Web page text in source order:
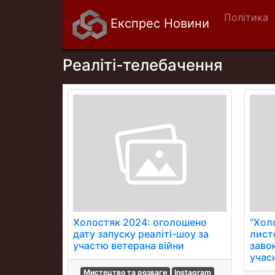
Експрес Новини Політика
Реаліті-телебачення
Холостяк 2024: оголошено
дату запуску реаліті-шоу за
участю ветерана війни
Мистецтво та розваги
Instagram